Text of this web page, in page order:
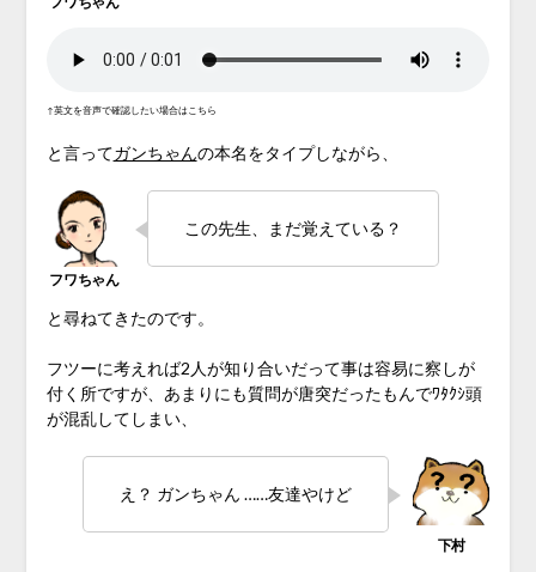
↑英文を音声で確認したい場合はこちら
と言ってガンちゃんの本名をタイプしながら、
この先生、まだ覚えている？
と尋ねてきたのです。
フツーに考えれば2人が知り合いだって事は容易に察しが
付く所ですが、あまりにも質問が唐突だったもんでﾜﾀｸｼ頭
が混乱してしまい、
え？ ガンちゃん ……友達やけど